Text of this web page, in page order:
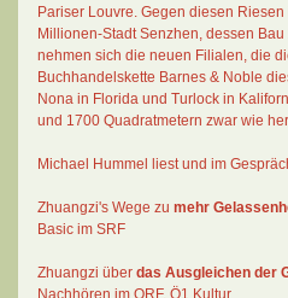
Pariser Louvre. Gegen diesen
Millionen-Stadt Senzhen, dessen
nehmen sich die neuen Filialen, die
Buchhandelskette Barnes & Noble
Nona in Florida und Turlock in
und 1700 Quadratmetern zwar wie
Michael Hummel liest und im
Zhuangzi's Wege zu mehr
Basic im SRF
Zhuangzi über das Ausgleichen der
Nachhören im ORF, Ö1 Kultur